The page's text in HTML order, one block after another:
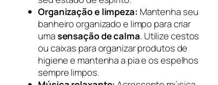
Organização e limpeza: Mantenha seu
banheiro organizado e limpo para criar
umasensação de calma. Utilize cestos
ou caixas para organizar produtos de
higiene e mantenha a pia e os espelhos
sempre limpos.